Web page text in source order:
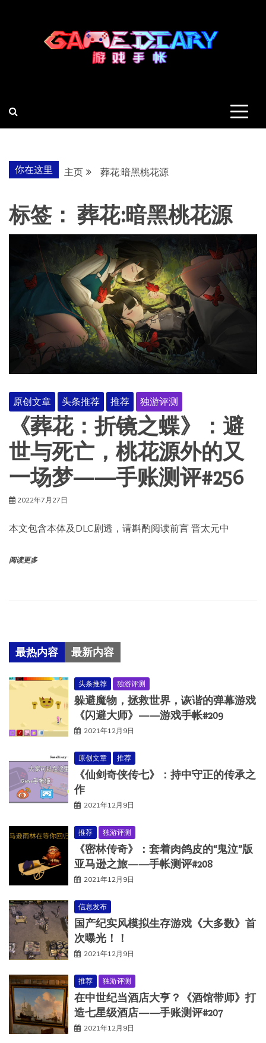
你在这里 主页 葬花:暗黑桃花源
标签： 葬花:暗黑桃花源
原创文章 头条推荐 推荐 独游评测
《葬花：折镜之蝶》：避
世与死亡，桃花源外的又
一场梦——手账测评#256
2022年7月27日
本文包含本体及DLC剧透，请斟酌阅读前言 晋太元中
阅读更多
最热内容 最新内容
头条推荐 独游评测
躲避魔物，拯救世界，诙谐的弹幕游戏
《闪避大师》——游戏手帐#209
2021年12月9日
原创文章 推荐
《仙剑奇侠传七》：持中守正的传承之
作
2021年12月9日
推荐 独游评测
《密林传奇》：套着肉鸽皮的“鬼泣”版
亚马逊之旅——手帐测评#208
2021年12月9日
信息发布
国产纪实风模拟生存游戏《大多数》首
次曝光！！
2021年12月9日
推荐 独游评测
在中世纪当酒店大亨？《酒馆带师》打
造七星级酒店——手账测评#207
2021年12月9日